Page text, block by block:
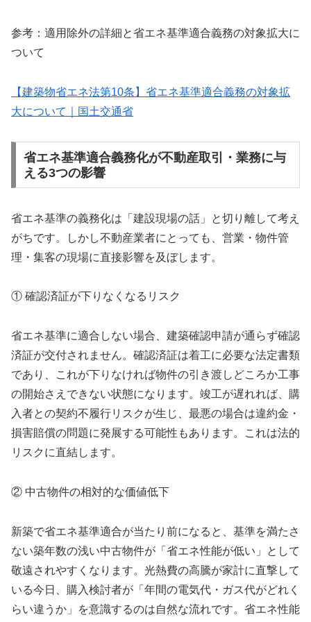
参考：適用除外の詳細と省エネ基準適合義務の対象拡大に
ついて
【建築物省エネ法第10条】省エネ基準適合義務の対象拡
大について｜国土交通省
省エネ基準適合義務化が不動産取引・業務に与
える3つの影響
省エネ基準の義務化は「建設現場の話」と切り離して考え
がちです。しかし不動産業者にとっても、営業・物件管
理・集客の現場に直接影響を及ぼします。
① 確認済証が下りなくなるリスク
省エネ基準に適合しない場合、建築確認申請が通らず確認
済証が交付されません。確認済証は着工に必要な法定書類
であり、これが下りなければ物件の引き渡しどころか工事
の開始さえできない状態になります。竣工が遅れれば、購
入者との契約不履行リスクが生じ、最悪の場合は違約金・
損害賠償の問題に発展する可能性もあります。これは法的
リスクに直結します。
② 中古物件の相対的な価値低下
新築で省エネ基準適合が当たり前になると、基準を満たさ
ない築年数の浅い中古物件が「省エネ性能が低い」として
敬遠されやすくなります。光熱費の高騰が家計に直撃して
いる今日、購入検討者が「年間の電気代・ガス代がどれく
らい違うか」を意識するのは自然な流れです。省エネ性能